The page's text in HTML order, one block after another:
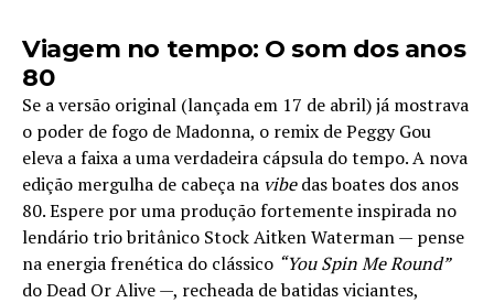
Viagem no tempo: O som dos anos
80
Se a versão original (lançada em 17 de abril) já mostrava
o poder de fogo de Madonna, o remix de Peggy Gou
eleva a faixa a uma verdadeira cápsula do tempo. A nova
edição mergulha de cabeça na vibedas boates dos anos
80. Espere por uma produção fortemente inspirada no
lendário trio britânico Stock Aitken Waterman — pense
na energia frenética do clássico “You Spin Me Round”
do Dead Or Alive —, recheada de batidas viciantes,